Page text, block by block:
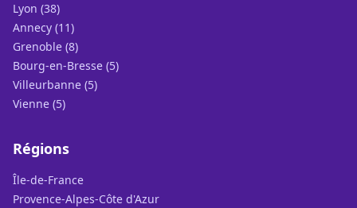
Lyon (38)
Annecy (11)
Grenoble (8)
Bourg-en-Bresse (5)
Villeurbanne (5)
Vienne (5)
Régions
Île-de-France
Provence-Alpes-Côte d'Azur